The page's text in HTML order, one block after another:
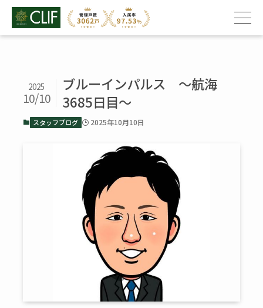
ブルーインパルス ～航海
3685日目～
2025
10/10
スタッフブログ 2025年10月10日